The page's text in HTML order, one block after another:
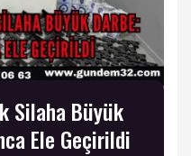
Silaha Büyük
Ele Geçirildi